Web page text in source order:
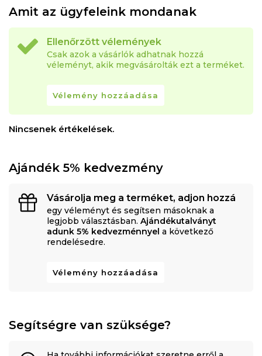
Amit az ügyfeleink mondanak
Ellenőrzött vélemények
Csak azok a vásárlók adhatnak hozzá
véleményt, akik megvásárolták ezt a terméket.
Vélemény hozzáadása
Nincsenek értékelések.
Ajándék 5% kedvezmény
Vásárolja meg a terméket, adjon hozzá
egy véleményt és segítsen másoknak a
legjobb választásban. Ajándékutalványt
adunk 5% kedvezménnyel a következő
rendelésedre.
Vélemény hozzáadása
Segítségre van szüksége?